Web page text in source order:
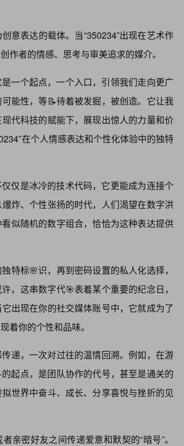
意表达的载体。当“350234”出现在艺术作
作者的情感、思考与审美追求的媒介。
一个起点，一个入口，引领我们走向更广
能性，等📝待着被发掘，被创造。它让我
代科技的赋能下，展现出惊人的力量和价
在个人情感表达和个性化体验中的独特
仅是冰冷的技术代码，它更能成为连接个
炸、个性张扬的时代，人们渴望在数字洪
似随机的数字组合，恰恰为这种表达提供
特标🌸识，再到密码设置的私人化选择，
，这串数字代🎯表着某个重要的纪念日，
出现在你的社交媒体账号中，它就成为了
着你的个性和品味。
递，一次对过往的温情回溯。例如，在游
起点，是团队协作的代号，甚至是通关的
世界中奋斗、成长、分享喜悦与挫折的见
亲密好友之间传递爱意和默契的“暗号”。